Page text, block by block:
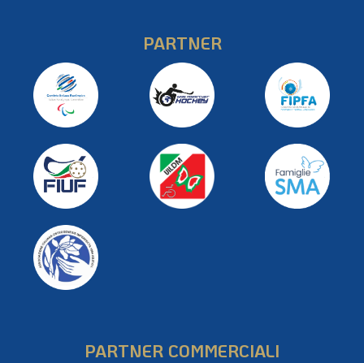
PARTNER
PARTNER COMMERCIALI